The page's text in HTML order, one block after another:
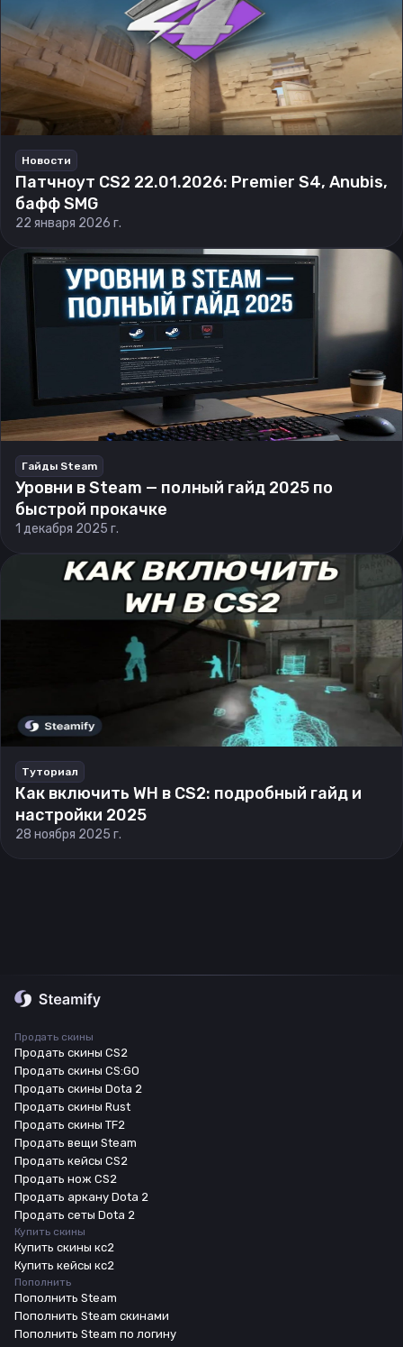
Новости
Патчноут CS2 22.01.2026: Premier S4, Anubis,
бафф SMG
22 января 2026 г.
Гайды Steam
Уровни в Steam — полный гайд 2025 по
быстрой прокачке
1 декабря 2025 г.
Туториал
Как включить WH в CS2: подробный гайд и
настройки 2025
28 ноября 2025 г.
Продать скины
Продать скины CS2
Продать скины CS:GO
Продать скины Dota 2
Продать скины Rust
Продать скины TF2
Продать вещи Steam
Продать кейсы CS2
Продать нож CS2
Продать аркану Dota 2
Продать сеты Dota 2
Купить скины
Купить скины кс2
Купить кейсы кс2
Пополнить
Пополнить Steam
Пополнить Steam скинами
Пополнить Steam по логину